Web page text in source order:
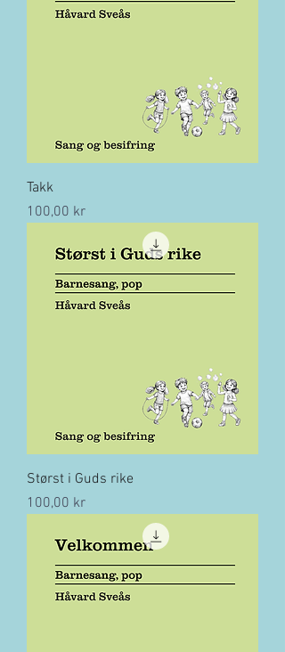
Takk
Pris
100,00 kr
Størst i Guds rike
Pris
100,00 kr